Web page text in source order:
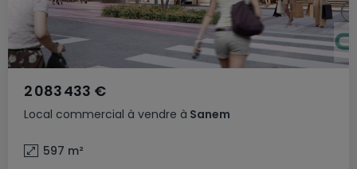
Local commercial à vendre à Sanem
2 083 433 €
597 m²